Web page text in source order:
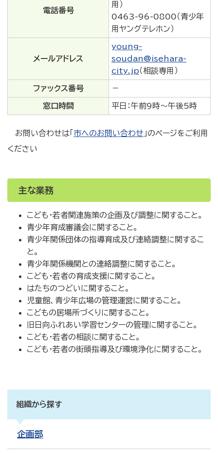
電話番号
用）
0463-96-0800（青少年
用ヤングテレホン）
メールアドレス
young-
soudan@isehara-
city.jp（相談専用）
ファックス番号 －
窓口時間 平日：午前9時～午後5時
お問い合わせは「 市へのお問い合わせ 」のページをご利用
ください
主な業務
こども・若者関連施策の企画及び調整に関すること。
青少年育成審議会に関すること。
青少年関係団体の指導育成及び連絡調整に関するこ
と。
青少年関係機関との連絡調整に関すること。
こども・若者の育成支援に関すること。
はたちのつどいに関すること。
児童館、青少年広場の管理運営に関すること。
こどもの居場所づくりに関すること。
旧日向ふれあい学習センターの管理に関すること。
こども・若者の相談に関すること。
こども・若者の街頭指導及び環境浄化に関すること。
組織から探す
企画部